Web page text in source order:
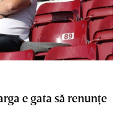
e gata să renunţe